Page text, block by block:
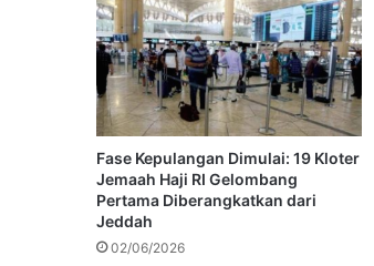
Fase Kepulangan Dimulai: 19 Kloter
Jemaah Haji RI Gelombang
Pertama Diberangkatkan dari
Jeddah
02/06/2026